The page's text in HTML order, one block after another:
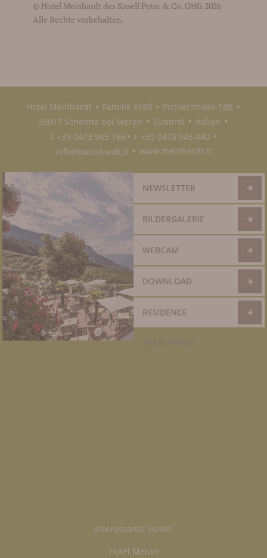
© Hotel Meinhardt des Kroell Peter & Co. OHG 2026 -
Alle Rechte vorbehalten.
Hotel Meinhardt ● Familie Kröll ● Pichlerstraße 18b ●
39017 Schenna bei Meran ● Südtirol ● Italien ●
T +39 0473 945 786 ● F +39 0473 945 440 ●
info@meinhardt.it ● www.meinhardt.it
NEWSLETTER
BILDERGALERIE
WEBCAM
DOWNLOAD
RESIDENCE
Interessante Seiten
Hotel Meran